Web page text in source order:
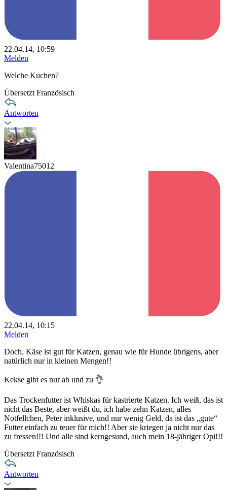
22.04.14, 10:59
Melden
Welche Kuchen?
Übersetzt Französisch
Antworten
Valentina75012
22.04.14, 10:15
Melden
Doch, Käse ist gut für Katzen, genau wie für Hunde übrigens, aber
natürlich nur in kleinen Mengen!!
Kekse gibt es nur ab und zu 👌
Das Trockenfutter ist Whiskas für kastrierte Katzen. Ich weiß, das ist
nicht das Beste, aber weißt du, ich habe zehn Katzen, alles
Notfellchen, Peter inklusive, und nur wenig Geld, da ist das „gute“
Futter einfach zu teuer für mich!! Aber sie kriegen ja nicht nur das
zu fressen!!! Und alle sind kerngesund, auch mein 18-jähriger Opi!!!
Übersetzt Französisch
Antworten